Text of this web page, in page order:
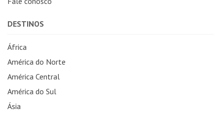
DESTINOS
África
América do Norte
América Central
América do Sul
Ásia